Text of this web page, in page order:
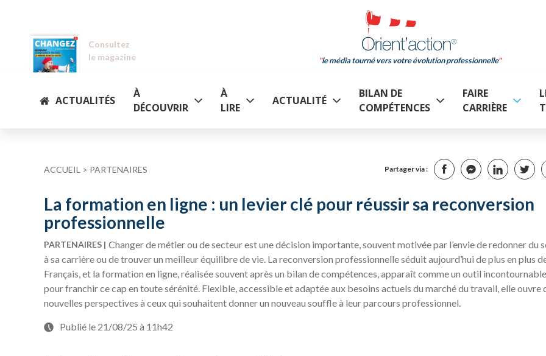
Consultez
le magazine
le média tourné vers votre évolution professionnelle
ACTUALITÉS
À
DÉCOUVRIR
À
LIRE
ACTUALITÉ
BILAN DE
COMPÉTENCES
FAIRE
CARRIÈRE
ACCUEIL > PARTENAIRES Partager via :
La formation en ligne : un levier clé pour réussir sa reconversion
professionnelle
PARTENAIRES
Changer de métier ou de secteur est une décision importante, souvent motivée par l’envie de redonner du
à sa carrière ou de trouver un meilleur équilibre de vie. La reconversion professionnelle séduit aujourd’hui de plus en plus
Français, et la formation en ligne, réalisée souvent après un bilan de compétences, apparaît comme un outil incontournable
pour franchir ce cap en toute sérénité. Flexible, accessible et adaptée aux besoins actuels du marché du travail, elle ouvre
nouvelles perspectives à ceux qui souhaitent donner un nouveau souffle à leur parcours professionnel.
Publié le 21/08/25 à 11h42